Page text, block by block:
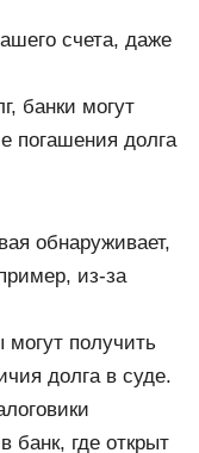
счета, даже
банки могут
погашения долга
обнаруживает,
из-за
могут получить
долга в суде.
банк, где открыт